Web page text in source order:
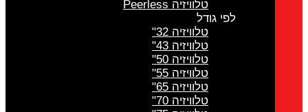
טלוויזיה Peerless
לפי גודל
טלוויזיה 32"
טלוויזיה 43"
טלוויזיה 50"
טלוויזיה 55"
טלוויזיה 65"
טלוויזיה 70"